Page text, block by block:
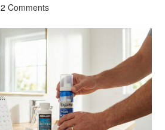
2 Comments